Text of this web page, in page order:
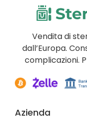
Vendita di
dall’Europa.
complicazioni.
Azienda